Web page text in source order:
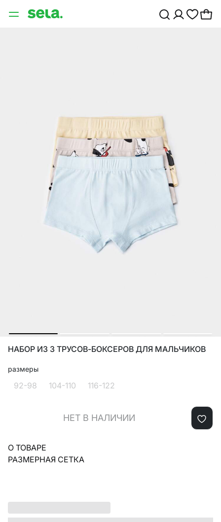
НАБОР ИЗ 3 ТРУСОВ-БОКСЕРОВ ДЛЯ МАЛЬЧИКОВ
размеры
92-98 104-110 116-122
НЕТ В НАЛИЧИИ
О ТОВАРЕ
РАЗМЕРНАЯ СЕТКА